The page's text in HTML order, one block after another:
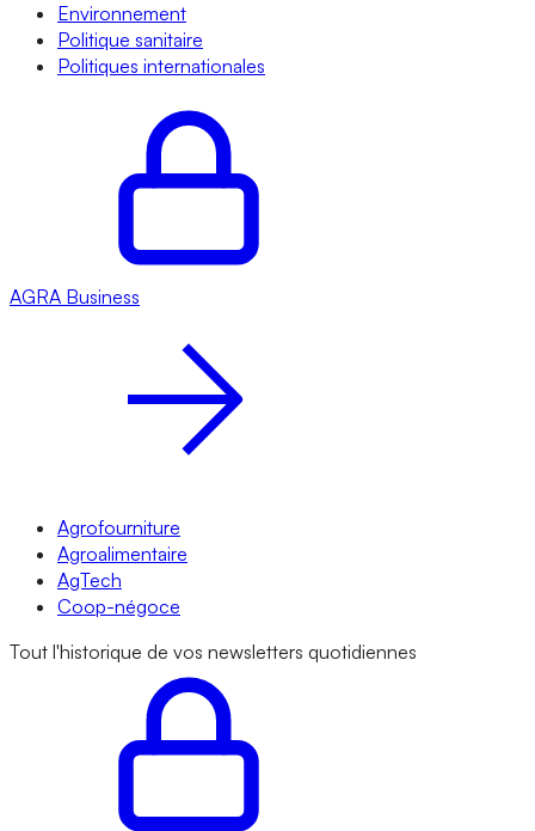
Environnement
Politique sanitaire
Politiques internationales
AGRA Business
Agrofourniture
Agroalimentaire
AgTech
Coop-négoce
Tout l'historique de vos newsletters quotidiennes